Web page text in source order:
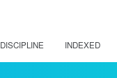
DISCIPLINE INDEXED